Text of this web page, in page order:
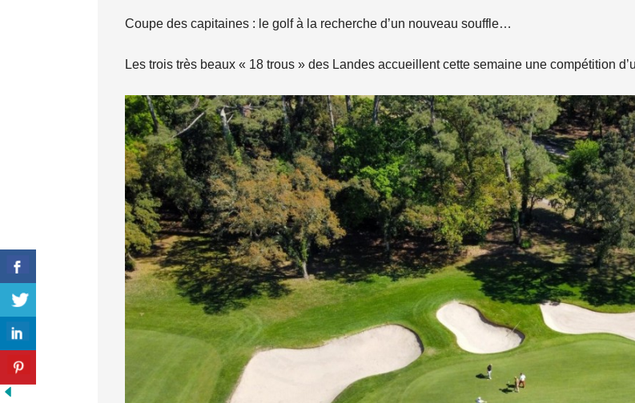
Coupe des capitaines : le golf à la recherche d’un nouveau souffle…
Les trois très beaux « 18 trous » des Landes accueillent cette semaine une compétition